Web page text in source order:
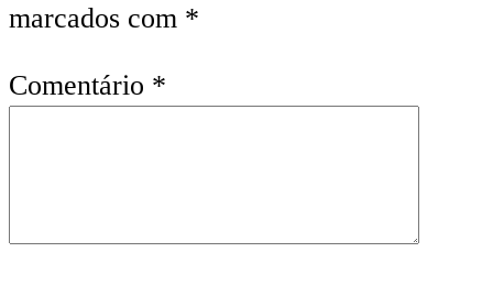
marcados com *
Comentário *